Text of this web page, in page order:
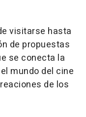
visitarse hasta
de propuestas
se conecta la
mundo del cine
de los